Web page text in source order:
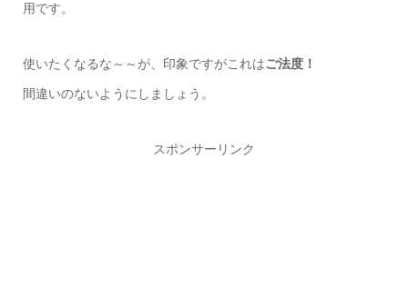
用です。
使いたくなるな～～が、印象ですがこれはご法度！
間違いのないようにしましょう。
スポンサーリンク